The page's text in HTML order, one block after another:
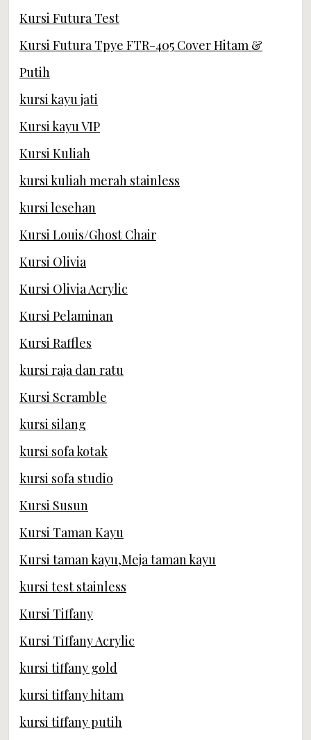
Kursi Futura Test
Kursi Futura Tpye FTR-405 Cover Hitam &
Putih
kursi kayu jati
Kursi kayu VIP
Kursi Kuliah
kursi kuliah merah stainless
kursi lesehan
Kursi Louis/Ghost Chair
Kursi Olivia
Kursi Olivia Acrylic
Kursi Pelaminan
Kursi Raffles
kursi raja dan ratu
Kursi Scramble
kursi silang
kursi sofa kotak
kursi sofa studio
Kursi Susun
Kursi Taman Kayu
Kursi taman kayu,Meja taman kayu
kursi test stainless
Kursi Tiffany
Kursi Tiffany Acrylic
kursi tiffany gold
kursi tiffany hitam
kursi tiffany putih